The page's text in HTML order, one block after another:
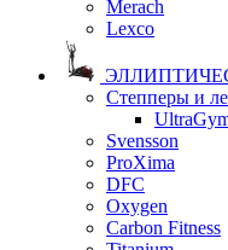
Merach
Lexco
Степперы и
Svensson
ProXima
DFC
Oxygen
Carbon Fitness